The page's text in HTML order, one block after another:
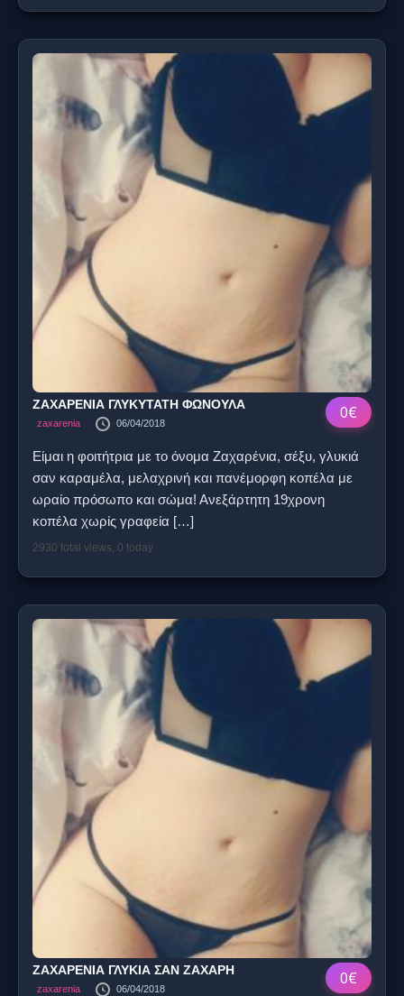
0€
ΖΑΧΑΡΕΝΙΑ ΓΛΥΚΥΤΑΤΗ ΦΩΝΟΥΛΑ
zaxarenia 06/04/2018
Είμαι η φοιτήτρια με το όνομα Ζαχαρένια, σέξυ, γλυκιά
σαν καραμέλα, μελαχρινή και πανέμορφη κοπέλα με
ωραίο πρόσωπο και σώμα! Ανεξάρτητη 19χρονη
κοπέλα χωρίς γραφεία […]
2930 total views, 0 today
0€
ΖΑΧΑΡΕΝΙΑ ΓΛΥΚΙΑ ΣΑΝ ΖΑΧΑΡΗ
zaxarenia 06/04/2018